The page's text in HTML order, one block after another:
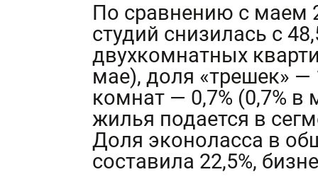
По сравнению с маем
студий снизилась с
двухкомнатных
мае), доля «трешек» —
комнат — 0,7% (0,7% в
жилья подается в
Доля эконоласса в
составила 22,5%,